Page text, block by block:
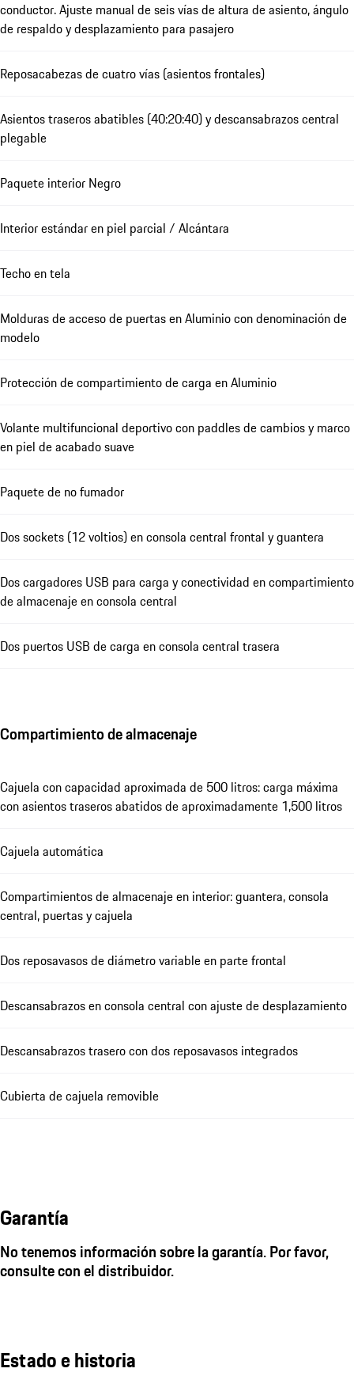
conductor. Ajuste manual de seis vías de altura de asiento, ángulo
de respaldo y desplazamiento para pasajero
Reposacabezas de cuatro vías (asientos frontales)
Asientos traseros abatibles (40:20:40) y descansabrazos central
plegable
Paquete interior Negro
Interior estándar en piel parcial / Alcántara
Techo en tela
Molduras de acceso de puertas en Aluminio con denominación de
modelo
Protección de compartimiento de carga en Aluminio
Volante multifuncional deportivo con paddles de cambios y marco
en piel de acabado suave
Paquete de no fumador
Dos sockets (12 voltios) en consola central frontal y guantera
Dos cargadores USB para carga y conectividad en compartimiento
de almacenaje en consola central
Dos puertos USB de carga en consola central trasera
Compartimiento de almacenaje
Cajuela con capacidad aproximada de 500 litros: carga máxima
con asientos traseros abatidos de aproximadamente 1,500 litros
Cajuela automática
Compartimientos de almacenaje en interior: guantera, consola
central, puertas y cajuela
Dos reposavasos de diámetro variable en parte frontal
Descansabrazos en consola central con ajuste de desplazamiento
Descansabrazos trasero con dos reposavasos integrados
Cubierta de cajuela removible
Garantía
No tenemos información sobre la garantía. Por favor,
consulte con el distribuidor.
Estado e historia